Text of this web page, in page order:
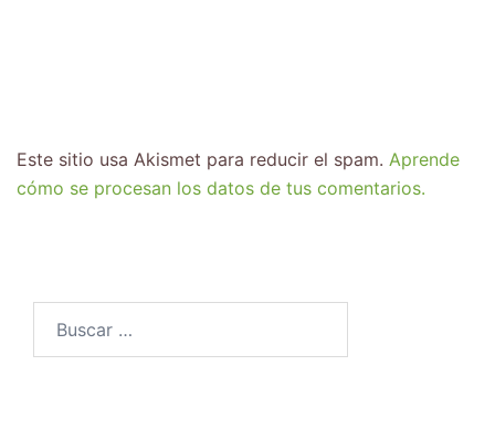
Este sitio usa Akismet para reducir el spam. Aprende
cómo se procesan los datos de tus comentarios.